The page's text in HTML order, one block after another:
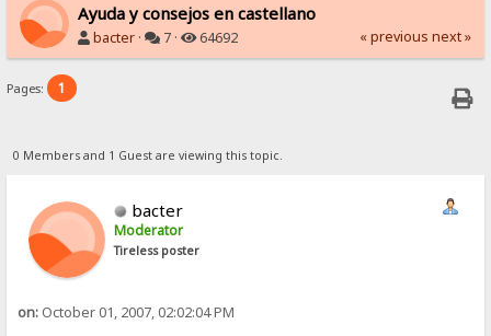
Ayuda y consejos en castellano
bacter · 7 · 64692 « previous next »
Pages: 1
0 Members and 1 Guest are viewing this topic.
bacter
Moderator
Tireless poster
on: October 01, 2007, 02:02:04 PM